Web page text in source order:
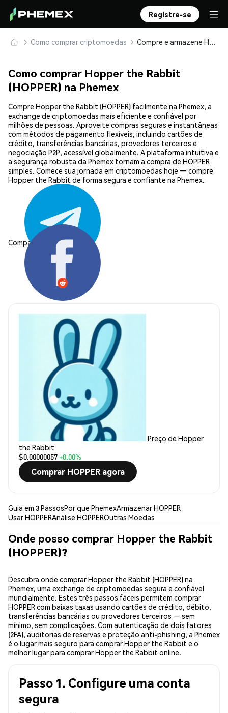
Registre-se
Como comprar criptomoedas Compre e armazene Hopper the Rabbit (HOPPER) com segurança
Como comprar Hopper the Rabbit
(HOPPER) na Phemex
Compre Hopper the Rabbit (HOPPER) facilmente na Phemex, a
exchange de criptomoedas mais eficiente e confiável por
milhões de pessoas. Aproveite compras seguras e instantâneas
com métodos de pagamento flexíveis, incluindo cartões de
crédito, transferências bancárias, provedores terceiros e
negociação P2P, acessível globalmente. A plataforma intuitiva e
a segurança robusta da Phemex tornam a compra de HOPPER
simples. Comece sua jornada em criptomoedas hoje — compre
Hopper the Rabbit de forma segura e confiante na Phemex.
Compartilhar:
Preço de Hopper
the Rabbit
$0.00000057+0.00%
Comprar HOPPER agora
Guia em 3 PassosPor que PhemexArmazenar HOPPER
Usar HOPPERAnálise HOPPEROutras Moedas
Onde posso comprar Hopper the Rabbit
(HOPPER)?
Descubra onde comprar Hopper the Rabbit (HOPPER) na
Phemex, uma exchange de criptomoedas segura e confiável
mundialmente. Estes três passos fáceis permitem comprar
HOPPER com baixas taxas usando cartões de crédito, débito,
transferências bancárias ou provedores terceiros — sem
mínimo, sem complicações. Com autenticação de dois fatores
(2FA), auditorias de reservas e proteção anti-phishing, a Phemex
é o lugar mais seguro para comprar Hopper the Rabbit e o
melhor lugar para comprar Hopper the Rabbit online.
Passo 1. Configure uma conta
segura